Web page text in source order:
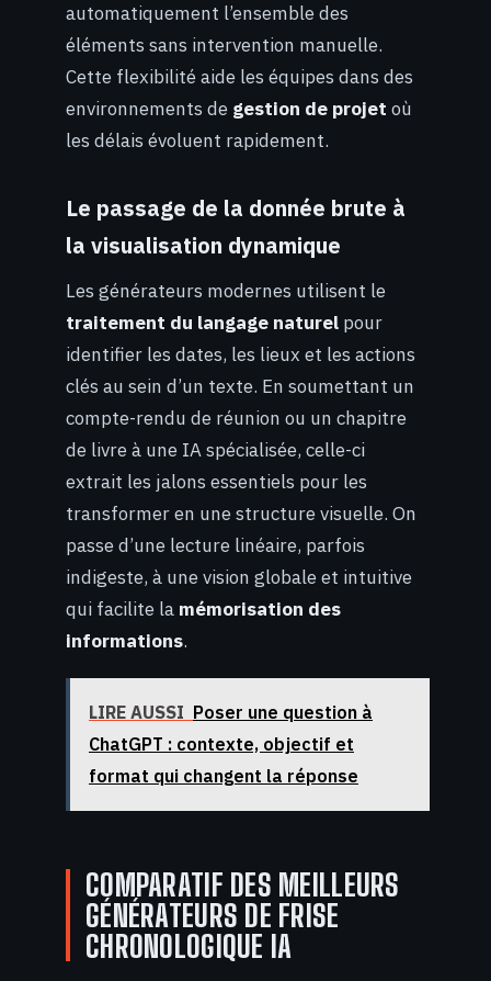
automatiquement l’ensemble des
éléments sans intervention manuelle.
Cette flexibilité aide les équipes dans des
environnements de gestion de projet où
les délais évoluent rapidement.
Le passage de la donnée brute à
la visualisation dynamique
Les générateurs modernes utilisent le
traitement du langage naturel pour
identifier les dates, les lieux et les actions
clés au sein d’un texte. En soumettant un
compte-rendu de réunion ou un chapitre
de livre à une IA spécialisée, celle-ci
extrait les jalons essentiels pour les
transformer en une structure visuelle. On
passe d’une lecture linéaire, parfois
indigeste, à une vision globale et intuitive
qui facilite la mémorisation des
informations.
LIRE AUSSI Poser une question à
ChatGPT : contexte, objectif et
format qui changent la réponse
COMPARATIF DES MEILLEURS
GÉNÉRATEURS DE FRISE
CHRONOLOGIQUE IA